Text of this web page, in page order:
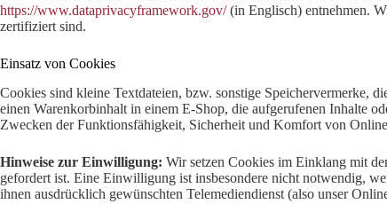
https://www.dataprivacyframework.gov/(in Englisch) entnehmen.
zertifiziert sind.
Einsatz von Cookies
Cookies sind kleine Textdateien, bzw. sonstige Speichervermerke,
einen Warenkorbinhalt in einem E-Shop, die aufgerufenen Inhalte
Zwecken der Funktionsfähigkeit, Sicherheit und Komfort von
Hinweise zur Einwilligung: Wir setzen Cookies im Einklang mit
gefordert ist. Eine Einwilligung ist insbesondere nicht notwendig,
ihnen ausdrücklich gewünschten Telemediendienst (also unser